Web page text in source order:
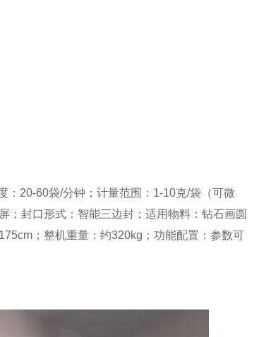
20-60袋/分钟；计量范围：1-10克/袋（可微
；封口形式：智能三边封；适用物料：钻石画圆
；整机重量：约320kg；功能配置：参数可